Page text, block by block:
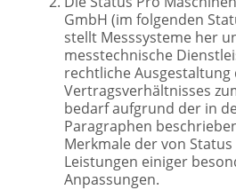
GmbH (im folgenden
stellt Messsysteme her
messtechnische
rechtliche Ausgestaltung
Vertragsverhältnisses
bedarf aufgrund der in
Paragraphen
Merkmale der von
Leistungen einiger
Anpassungen.